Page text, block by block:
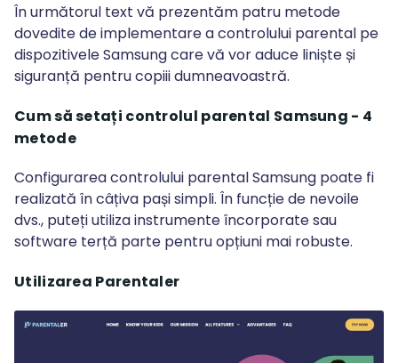
În următorul text vă prezentăm patru metode
dovedite de implementare a controlului parental pe
dispozitivele Samsung care vă vor aduce liniște și
siguranță pentru copiii dumneavoastră.
Cum să setați controlul parental Samsung - 4
metode
Configurarea controlului parental Samsung poate fi
realizată în câțiva pași simpli. În funcție de nevoile
dvs., puteți utiliza instrumente încorporate sau
software terță parte pentru opțiuni mai robuste.
Utilizarea Parentaler